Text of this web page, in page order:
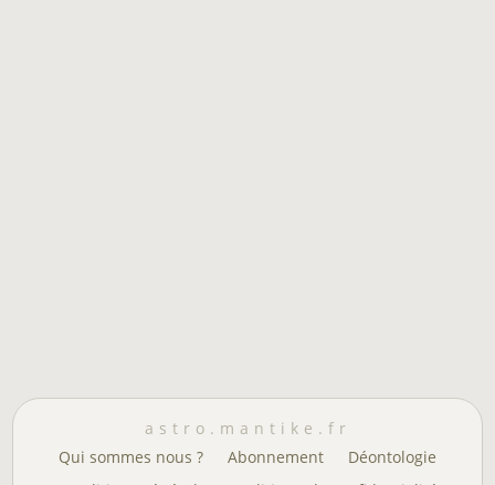
astro.mantike.fr
Qui sommes nous ?
Abonnement
Déontologie